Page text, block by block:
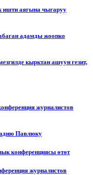
ишти аягына чыгаруу
адамды жоопко
кырктан ашуун гезит,
журналистов
Павлюку
конференциясы өтөт
журналистов